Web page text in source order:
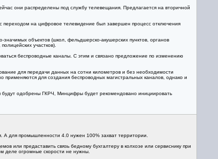
они распределены под службу телевещания. Предлагается на вторичной
переходом на цифровое телевидение был завершен процесс отключения
объектов (школ, фельдшерско-акушерских пунктов, органов
участков).
беспроводные каналы. С этим и связано предложение по изменению
для передачи данных на сотни километров и без необходимости
для создания беспроводных магистральных каналов, однако и
будут одобрены ГКРЧ, Минцифры будет рекомендовано инициировать
А для промышленности 4.0 нужен 100% захват территории.
или предаставить связь бедному бухгалтеру в колхозе или сервиснику при
деле огромные скорости не нужны.